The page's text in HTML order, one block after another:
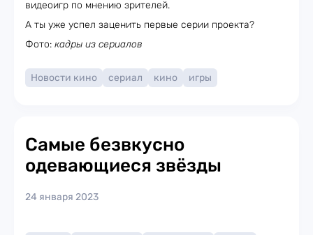
видеоигр по мнению зрителей.
А ты уже успел заценить первые серии проекта?
Фото: кадры из сериалов
Новости кино сериал кино игры
Самые безвкусно
одевающиеся звёзды
24 января 2023